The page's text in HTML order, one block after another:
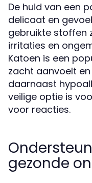
De huid van een
delicaat en
gebruikte stoffen
irritaties en
Katoen is een
zacht aanvoelt
daarnaast
veilige optie is
voor reacties.
gezonde